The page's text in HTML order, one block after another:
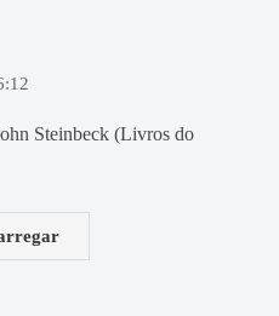
Steinbeck (Livros do